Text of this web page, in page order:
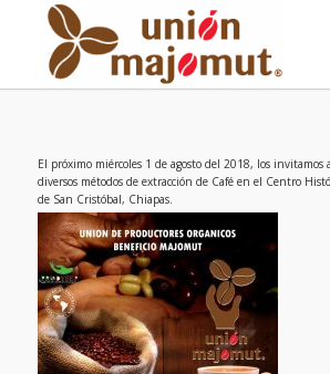
El próximo miércoles 1 de agosto del 2018, los invitamos
diversos métodos de extracción de Café en el Centro
de San Cristóbal, Chiapas.